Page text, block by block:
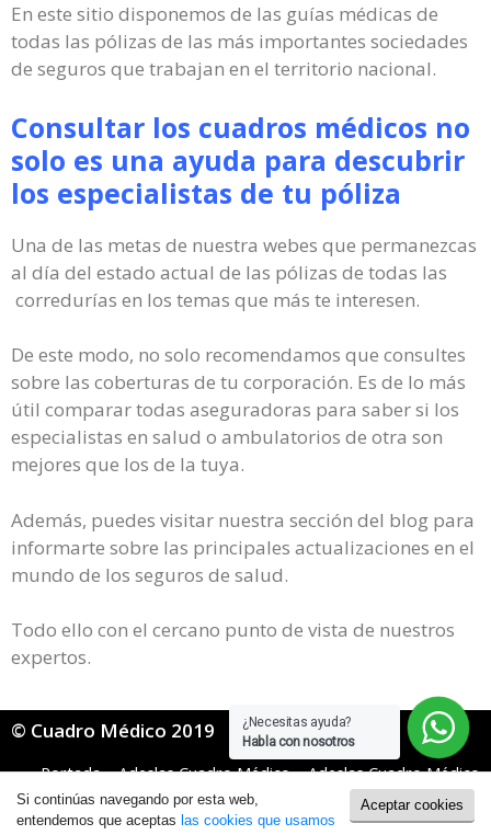
¿Necesitas ayuda?
Habla con nosotros
En este sitio disponemos de las guías médicas de
todas las pólizas de las más importantes sociedades
de seguros que trabajan en el territorio nacional.
Consultar los cuadros médicos no
solo es una ayuda para descubrir
los especialistas de tu póliza
Una de las metas de nuestra webes que permanezcas
al día del estado actual de las pólizas de todas las
corredurías en los temas que más te interesen.
De este modo, no solo recomendamos que consultes
sobre las coberturas de tu corporación. Es de lo más
útil comparar todas aseguradoras para saber si los
especialistas en salud o ambulatorios de otra son
mejores que los de la tuya.
Además, puedes visitar nuestra sección del blog para
informarte sobre las principales actualizaciones en el
mundo de los seguros de salud.
Todo ello con el cercano punto de vista de nuestros
expertos.
© Cuadro Médico 2019
Portada»Adeslas Cuadro Médico»Adeslas Cuadro Médico
Dental»Adeslas Dental cuadro medico Alicante
Política de Cookies|Política de Privacidad
Aceptar cookies
Si continúas navegando por esta web,
entendemos que aceptas las cookies que usamos